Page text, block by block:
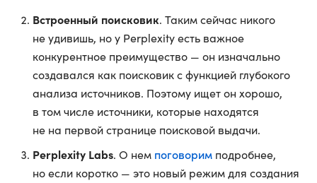
Встроенный поисковик. Таким сейчас никого
не удивишь, но у Perplexity есть важное
конкурентное преимущество — он изначально
создавался как поисковик с функцией глубокого
анализа источников. Поэтому ищет он хорошо,
в том числе источники, которые находятся
не на первой странице поисковой выдачи.
Perplexity Labs. О нем поговорим подробнее,
но если коротко — это новый режим для создания